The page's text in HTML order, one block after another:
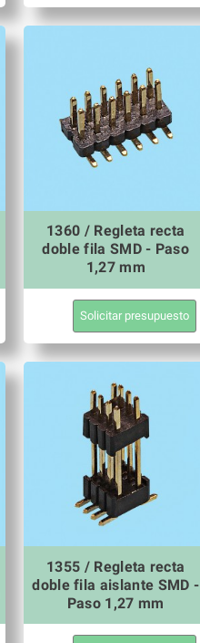
1360 / Regleta recta
doble fila SMD - Paso
1,27 mm
Solicitar presupuesto
1355 / Regleta recta
doble fila aislante SMD -
Paso 1,27 mm